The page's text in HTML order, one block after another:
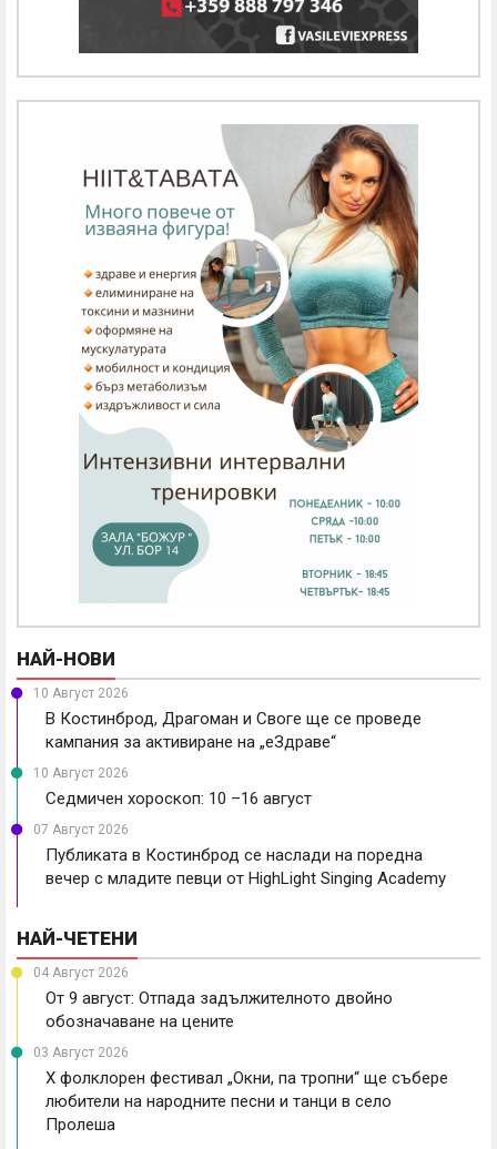
НАЙ-НОВИ
10 Август 2026
В Костинброд, Драгоман и Своге ще се проведе
кампания за активиране на „еЗдраве“
10 Август 2026
Седмичен хороскоп: 10 –16 август
07 Август 2026
Публиката в Костинброд се наслади на поредна
вечер с младите певци от HighLight Singing Academy
НАЙ-ЧЕТЕНИ
04 Август 2026
От 9 август: Отпада задължителното двойно
обозначаване на цените
03 Август 2026
X фолклорен фестивал „Окни, па тропни“ ще събере
любители на народните песни и танци в село
Пролеша